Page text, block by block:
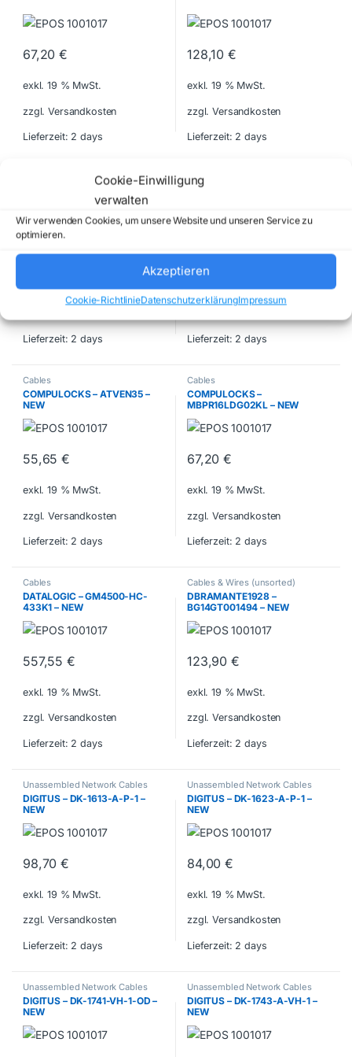
Cookie-Einwilligung
verwalten
Wir verwenden Cookies, um unsere Website und unseren Service zu
optimieren.
Akzeptieren
Cookie-RichtlinieDatenschutzerklärungImpressum
67,20€
exkl. 19 % MwSt.
zzgl. Versandkosten
Lieferzeit: 2 days
128,10€
exkl. 19 % MwSt.
zzgl. Versandkosten
Lieferzeit: 2 days
63,00€
exkl. 19 % MwSt.
Lieferzeit: 2 days
Cables
102,90€
exkl. 19 % MwSt.
Lieferzeit: 2 days
Cables
COMPULOCKS – ATVEN35 –
NEW
55,65€
exkl. 19 % MwSt.
zzgl. Versandkosten
Lieferzeit: 2 days
Cables
COMPULOCKS –
MBPR16LDG02KL – NEW
67,20€
exkl. 19 % MwSt.
zzgl. Versandkosten
Lieferzeit: 2 days
Cables
DATALOGIC – GM4500-HC-
433K1 – NEW
557,55€
exkl. 19 % MwSt.
zzgl. Versandkosten
Lieferzeit: 2 days
Cables & Wires (unsorted)
DBRAMANTE1928 –
BG14GT001494 – NEW
123,90€
exkl. 19 % MwSt.
zzgl. Versandkosten
Lieferzeit: 2 days
Unassembled Network Cables
DIGITUS – DK-1613-A-P-1 –
NEW
98,70€
exkl. 19 % MwSt.
zzgl. Versandkosten
Lieferzeit: 2 days
Unassembled Network Cables
DIGITUS – DK-1623-A-P-1 –
NEW
84,00€
exkl. 19 % MwSt.
zzgl. Versandkosten
Lieferzeit: 2 days
Unassembled Network Cables
DIGITUS – DK-1741-VH-1-OD –
NEW
Unassembled Network Cables
DIGITUS – DK-1743-A-VH-1 –
NEW